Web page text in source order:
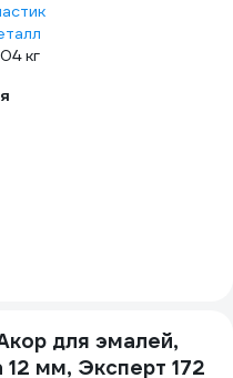
кг
для эмалей,
мм, Эксперт 172